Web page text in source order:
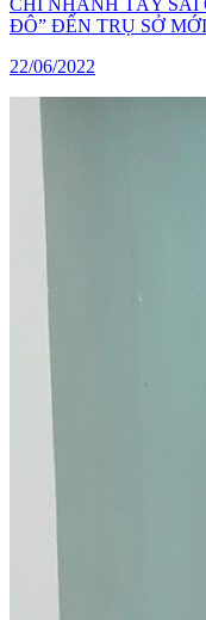
ĐÔ” ĐẾN TRỤ SỞ MỚI
22/06/2022